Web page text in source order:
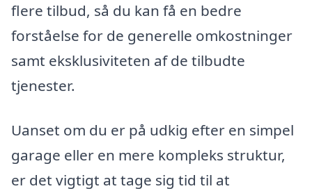
flere tilbud, så du kan få en bedre
forståelse for de generelle omkostninger
samt eksklusiviteten af de tilbudte
tjenester.
Uanset om du er på udkig efter en simpel
garage eller en mere kompleks struktur,
er det vigtigt at tage sig tid til at